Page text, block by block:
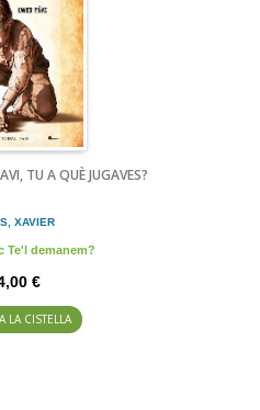
TU A QUÈ JUGAVES?
XAVIER
Te'l demanem?
€
LA CISTELLA